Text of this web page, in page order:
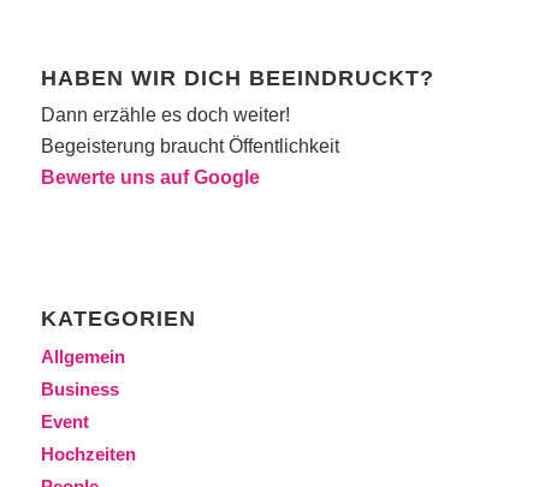
HABEN WIR DICH BEEINDRUCKT?
Dann erzähle es doch weiter!
Begeisterung braucht Öffentlichkeit
Bewerte uns auf Google
KATEGORIEN
Allgemein
Business
Event
Hochzeiten